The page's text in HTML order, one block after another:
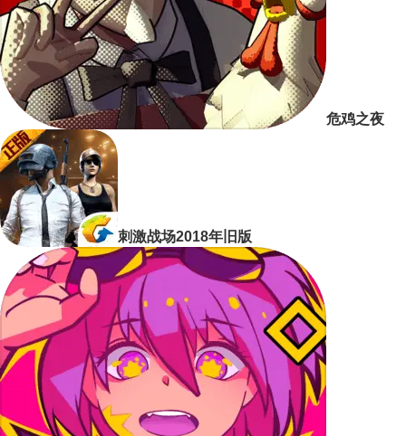
危鸡之夜
刺激战场2018年旧版